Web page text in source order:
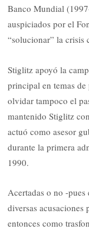
Banco Mundial
auspiciados por el
“solucionar” la crisis
Stiglitz apoyó la
principal en temas
olvidar tampoco el
mantenido Stiglitz
actuó como asesor
durante la primera
1990.
Acertadas o no -pues
diversas
entonces como